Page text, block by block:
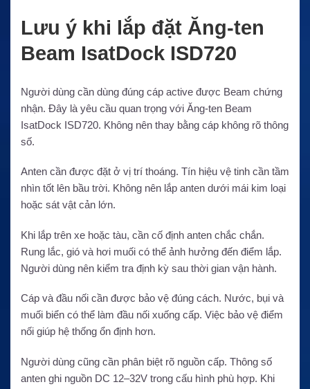
Lưu ý khi lắp đặt Ăng-ten
Beam IsatDock ISD720
Người dùng cần dùng đúng cáp active được Beam chứng
nhận. Đây là yêu cầu quan trọng với Ăng-ten Beam
IsatDock ISD720. Không nên thay bằng cáp không rõ thông
số.
Anten cần được đặt ở vị trí thoáng. Tín hiệu vệ tinh cần tầm
nhìn tốt lên bầu trời. Không nên lắp anten dưới mái kim loại
hoặc sát vật cản lớn.
Khi lắp trên xe hoặc tàu, cần cố định anten chắc chắn.
Rung lắc, gió và hơi muối có thể ảnh hưởng đến điểm lắp.
Người dùng nên kiểm tra định kỳ sau thời gian vận hành.
Cáp và đầu nối cần được bảo vệ đúng cách. Nước, bụi và
muối biển có thể làm đầu nối xuống cấp. Việc bảo vệ điểm
nối giúp hệ thống ổn định hơn.
Người dùng cũng cần phân biệt rõ nguồn cấp. Thông số
anten ghi nguồn DC 12–32V trong cấu hình phù hợp. Khi